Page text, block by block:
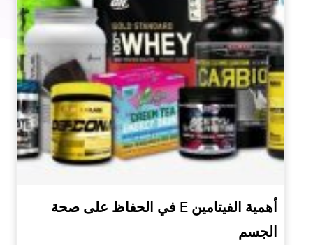
أهمية الفيتامين E في الحفاظ على صحة
الجسم